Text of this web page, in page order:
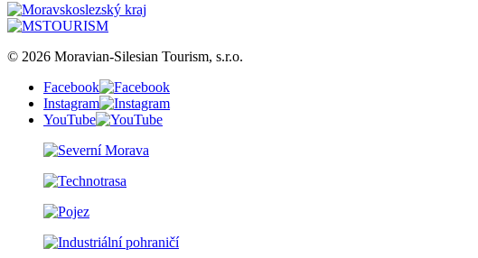
© 2026 Moravian-Silesian Tourism, s.r.o.
Facebook
Instagram
YouTube